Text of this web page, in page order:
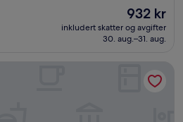
Prisen
932 kr
932 kr
inkludert skatter og avgifter
30. aug.–31. aug.